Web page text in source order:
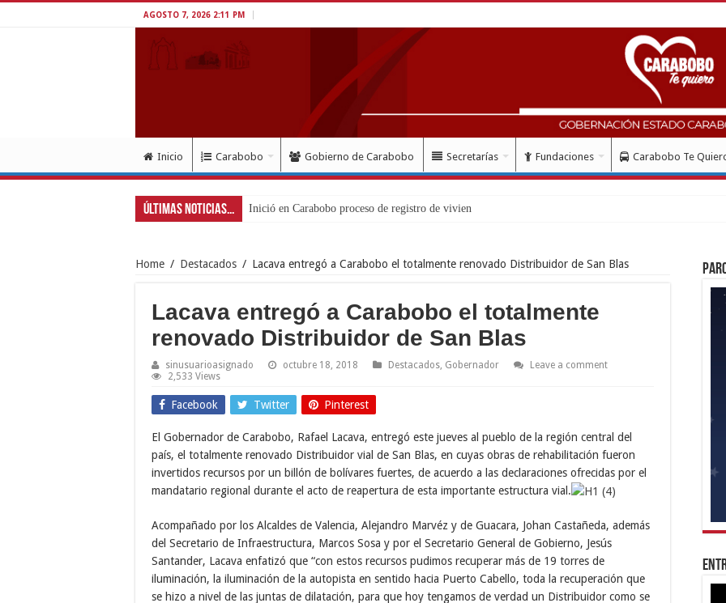
AGOSTO 7, 2026 2:11 PM
Inicio Carabobo Gobierno de Carabobo Secretarías Fundaciones Carabobo Te
Últimas Noticias...
Home / Destacados / Lacava entregó a Carabobo el totalmente renovado Distribuidor de San Blas
Lacava entregó a Carabobo el totalmente
renovado Distribuidor de San Blas
sinusuarioasignado octubre 18, 2018 Destacados Gobernador
Leave a comment
2,533 Views
Facebook Twitter Pinterest
El Gobernador de Carabobo, Rafael Lacava, entregó este jueves al pueblo de la región central del
país, el totalmente renovado Distribuidor vial de San Blas, en cuyas obras de rehabilitación fueron
invertidos recursos por un billón de bolívares fuertes, de acuerdo a las declaraciones ofrecidas por el
mandatario regional durante el acto de reapertura de esta importante estructura vial.
Acompañado por los Alcaldes de Valencia, Alejandro Marvéz y de Guacara, Johan Castañeda, además
del Secretario de Infraestructura, Marcos Sosa y por el Secretario General de Gobierno, Jesús
Santander, Lacava enfatizó que “con estos recursos pudimos recuperar más de 19 torres de
iluminación, la iluminación de la autopista en sentido hacia Puerto Cabello, toda la recuperación que
se hizo a nivel de las juntas de dilatación, para que hoy tengamos de verdad un Distribuidor como se